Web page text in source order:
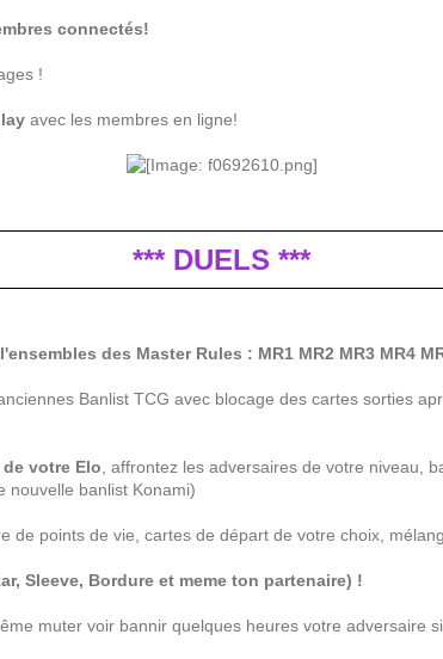
connectés!
!
avec les membres en ligne!
*** DUELS ***
des Master Rules : MR1 MR2 MR3 MR4
Banlist TCG avec blocage des cartes sorties
votre Elo , affrontez les adversaires de votre niveau,
nouvelle banlist Konami)
de points de vie, cartes de départ de votre choix,
Sleeve, Bordure et meme ton partenaire) !
muter voir bannir quelques heures votre adversaire